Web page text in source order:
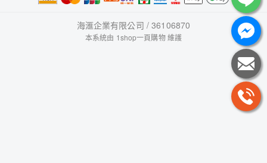
海滙企業有限公司 / 36106870
本系統由 1shop一頁購物維護